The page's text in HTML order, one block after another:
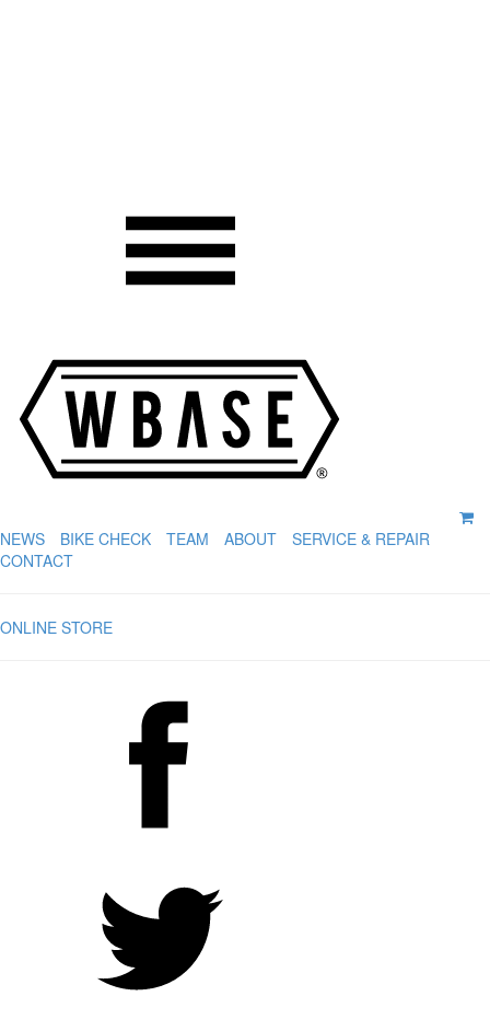
NEWS BIKE CHECK TEAM ABOUT
SERVICE & REPAIR
CONTACT
ONLINE STORE